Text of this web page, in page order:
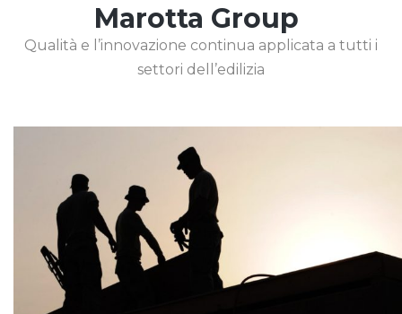
Marotta Group
Qualità e l’innovazione continua applicata a tutti i
settori dell’edilizia